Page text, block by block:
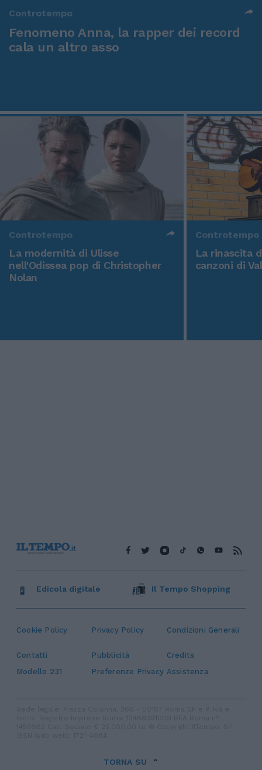
Controtempo
Fenomeno Anna, la rapper dei record
cala un altro asso
Controtempo
La modernità di Ulisse
nell'Odissea pop di Christopher
Nolan
Controtempo
La rinascita
canzoni di
Cookie Policy Privacy Policy Condizioni Generali
Contatti Pubblicità
Credits
Modello 231
Preferenze Privacy Assistenza
Edicola digitale Il Tempo Shopping
TORNA SU